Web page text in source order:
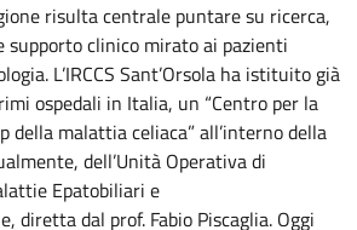
risulta centrale puntare su ricerca,
supporto clinico mirato ai pazienti
L’IRCCS Sant’Orsola ha istituito già
ospedali in Italia, un “Centro per la
della malattia celiaca” all’interno della
dell’Unità Operativa di
Epatobiliari e
diretta dal prof. Fabio Piscaglia. Oggi